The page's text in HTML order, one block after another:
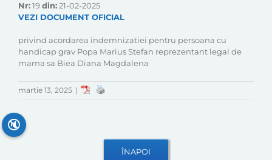
Nr:19din:21-02-2025
VEZI DOCUMENT OFICIAL
privind acordarea indemnizatiei pentru persoana cu
handicap grav Popa Marius Stefan reprezentant legal de
mama sa Biea Diana Magdalena
martie 13, 2025 |
🔇